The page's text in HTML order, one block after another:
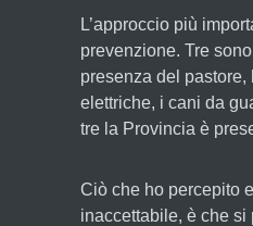
L’approccio più
prevenzione. Tre
presenza del pastore,
elettriche, i cani da
tre la Provincia è
Ciò che ho percepito
inaccettabile, è che si